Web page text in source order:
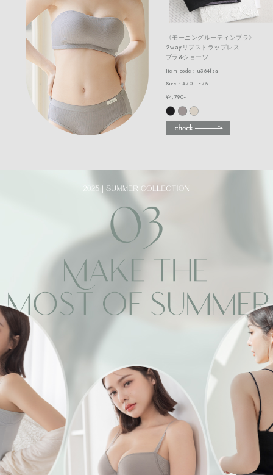
《モーニングルーティンブラ》
2wayリブストラップレス
ブラ&ショーツ
Item code：u364fsa
Size：A70 - F75
¥4,790~